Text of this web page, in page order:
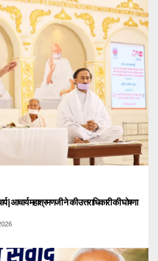
| आचार्य महाश्रमणजी ने की उत्तराधिकारी की घोषणा